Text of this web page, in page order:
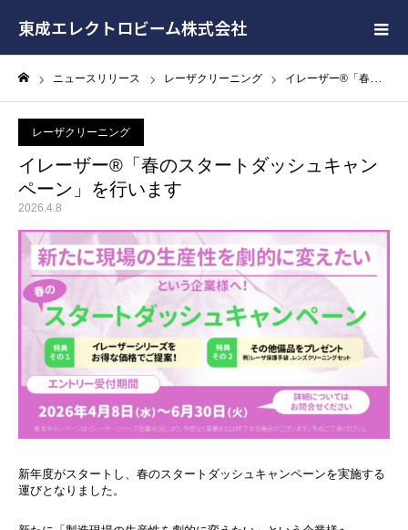
東成エレクトロビーム株式会社
ニュースリリース レーザクリーニング イレーザー®「春のスタートダッシュキャンペーン」を行います
レーザクリーニング
イレーザー®「春のスタートダッシュキャン
ペーン」を行います
2026.4.8
新年度がスタートし、春のスタートダッシュキャンペーンを実施する
運びとなりました。